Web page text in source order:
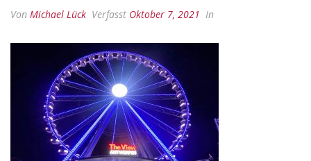
Von Michael Lück Verfasst Oktober 7, 2021 In